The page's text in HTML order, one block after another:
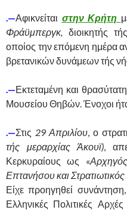
.—Αφικνείται στην Κρήτη
Φράϋμπεργκ, διοικητής
οποίος την επόμενη ημέρα
βρετανικών δυνάμεων τής
.—Εκτεταμένη και
Μουσείου Θηβών. Ένοχοι
.—Στις 29 Απριλίου, ο
τής μεραρχίας Άκουϊ),
Κερκυραίους ως «
Επτανήσου και
Είχε προηγηθεί
Ελληνικές Πολιτικές